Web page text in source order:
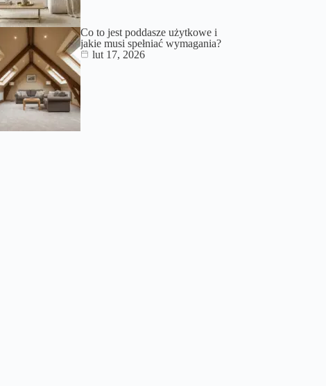
Co to jest poddasze użytkowe i
jakie musi spełniać wymagania?
lut 17, 2026